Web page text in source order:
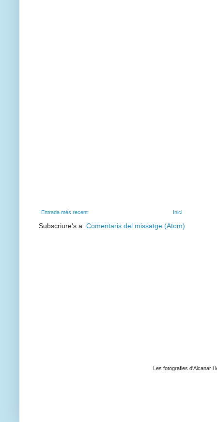
Entrada més recent Inici
Subscriure's a: Comentaris del missatge (Atom)
Les fotografies d'Alcanar i